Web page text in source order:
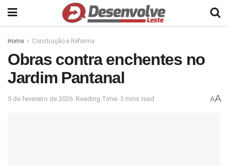
Home Construção e Reforma
Obras contra enchentes no
Jardim Pantanal
5 de fevereiro de 2026 Reading Time: 3 mins read AA